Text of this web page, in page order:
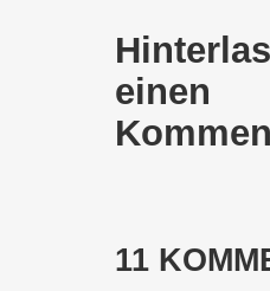
einen
11